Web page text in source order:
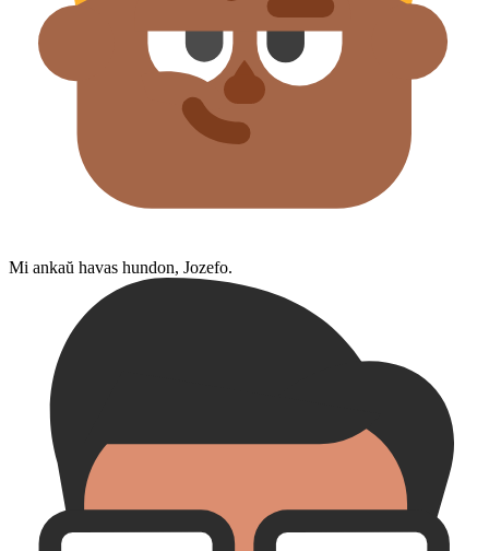
Mi ankaŭ havas hundon, Jozefo.